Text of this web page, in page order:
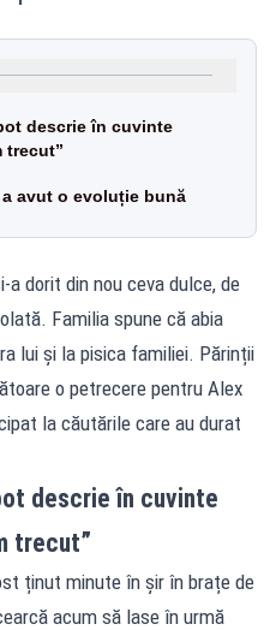
descrie în cuvinte
trecut”
avut o evoluție bună
dorit din nou ceva dulce, de
Familia spune că abia
lui și la pisica familiei. Părinții
o petrecere pentru Alex
la căutările care au durat
descrie în cuvinte
trecut”
ținut minute în șir în brațe de
acum să lase în urmă